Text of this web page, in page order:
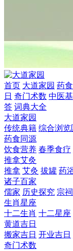
首页 大道家园 药
日 奇门术数 中医
答 词典大全
大道家园
传统典籍 综合浏览
药食同源
饮食营养 春季食疗
推拿艾灸
推拿 艾灸 拔罐 药
诸子百家
儒家 历史探究 宗
生肖星座
十二生肖 十二星座
黄道吉日
搬家吉日 开业吉日
奇门术数